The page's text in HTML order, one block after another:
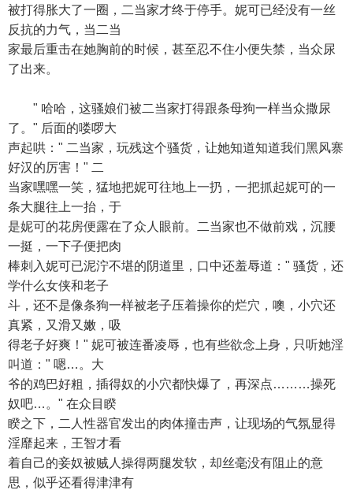
被打得胀大了一圈，二当家才终于停手。妮可已经没有一丝
反抗的力气，当二当
家最后重击在她胸前的时候，甚至忍不住小便失禁，当众尿
了出来。
" 哈哈，这骚娘们被二当家打得跟条母狗一样当众撒尿
了。" 后面的喽啰大
声起哄：" 二当家，玩残这个骚货，让她知道知道我们黑风寨
好汉的厉害！" 二
当家嘿嘿一笑，猛地把妮可往地上一扔，一把抓起妮可的一
条大腿往上一抬，于
是妮可的花房便露在了众人眼前。二当家也不做前戏，沉腰
一挺，一下子便把肉
棒刺入妮可已泥泞不堪的阴道里，口中还羞辱道：" 骚货，还
学什么女侠和老子
斗，还不是像条狗一样被老子压着操你的烂穴，噢，小穴还
真紧，又滑又嫩，吸
得老子好爽！" 妮可被连番凌辱，也有些欲念上身，只听她淫
叫道：" 嗯…。大
爷的鸡巴好粗，插得奴的小穴都快爆了，再深点………操死
奴吧…。" 在众目睽
睽之下，二人性器官发出的肉体撞击声，让现场的气氛显得
淫靡起来，王智才看
着自己的妾奴被贼人操得两腿发软，却丝毫没有阻止的意
思，似乎还看得津津有